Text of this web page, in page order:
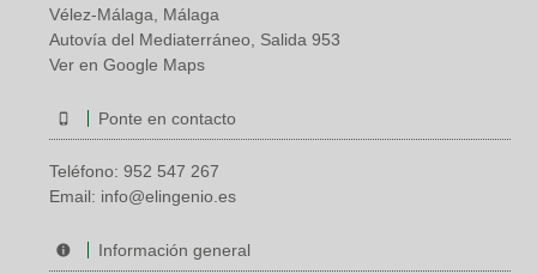
Vélez-Málaga, Málaga
Autovía del Mediaterráneo, Salida 953
Ver en Google Maps
Ponte en contacto
Teléfono: 952 547 267
Email: info@elingenio.es
Información general